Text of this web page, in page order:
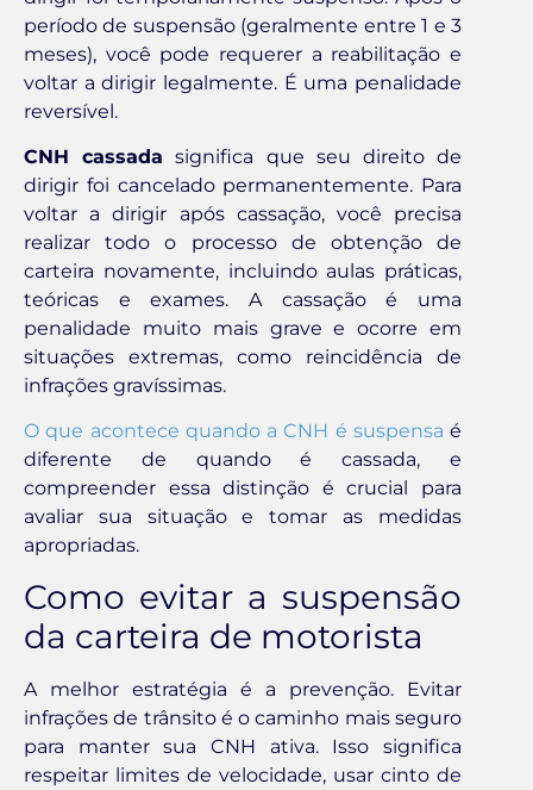
período de suspensão (geralmente entre 1 e 3
meses), você pode requerer a reabilitação e
voltar a dirigir legalmente. É uma penalidade
reversível.
CNH cassada significa que seu direito de
dirigir foi cancelado permanentemente. Para
voltar a dirigir após cassação, você precisa
realizar todo o processo de obtenção de
carteira novamente, incluindo aulas práticas,
teóricas e exames. A cassação é uma
penalidade muito mais grave e ocorre em
situações extremas, como reincidência de
infrações gravíssimas.
O que acontece quando a CNH é suspensa é
diferente de quando é cassada, e
compreender essa distinção é crucial para
avaliar sua situação e tomar as medidas
apropriadas.
Como evitar a suspensão
da carteira de motorista
A melhor estratégia é a prevenção. Evitar
infrações de trânsito é o caminho mais seguro
para manter sua CNH ativa. Isso significa
respeitar limites de velocidade, usar cinto de